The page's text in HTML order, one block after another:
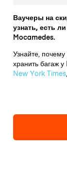
Ваучеры на
узнать, есть
Mocamedes.
Узнайте,
хранить багаж
New York Times,